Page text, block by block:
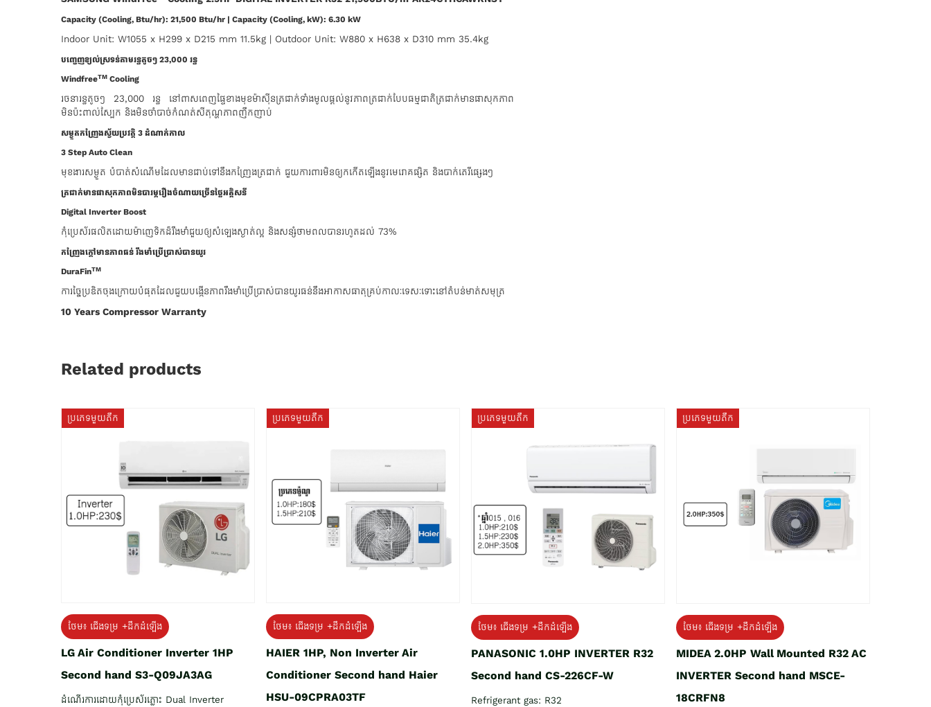
Capacity (Cooling, Btu/hr): 21,500 Btu/hr | Capacity (Cooling, kW): 6.30 kW
Indoor Unit: W1055 x H299 x D215 mm 11.5kg | Outdoor Unit: W880 x H638 x D310 mm 35.4kg
បញ្ចេញខ្យល់ស្រទន់តាមរន្ធតូចៗ 23,000​ រន្ធ
WindfreeTM Cooling
រចនារន្ធតូចៗ 23,000 រន្ធ នៅពាសពេញផ្ទៃខាងមុខម៉ាស៊ីនត្រជាក់ទាំងមូលផ្តល់នូវភាពត្រជាក់បែបធម្មជាតិត្រជាក់មានផាសុកភាព
មិនប៉ះពាល់ស្បែក និងមិនចាំបាច់កំណត់សីតុណ្ហភាពញឹកញាប់
សម្ងួតកញ្រែងស្វ័យប្រវត្តិ 3 ដំណាក់កាល
3 Step Auto Clean
មុខងារសម្ងួត បំបាត់សំណើមដែលមានជាប់ទៅនឹងកញ្រែងត្រជាក់​ ជួយការពារមិនឲ្យកកើតឡើងនូវមេរោគផ្សិត និងបាក់តេរីផ្សេងៗ
ត្រជាក់មានផាសុកភាពមិនបារម្ភរឿងចំណាយច្រើនថ្លៃអគ្គិសនី
Digital Inverter Boost
កុំប្រេស័រផលិតដោយម៉ាញេទិកដ៏រឹងមាំជួយឲ្យសំឡេងស្ងាត់ល្អ និងសន្សំថាមពលបានរហូតដល់ 73%
កញ្រែងក្តៅមានភាពធន់ រឹងមាំ​ប្រើប្រាស់បានយូរ
DuraFinTM
ការច្នៃប្រឌិតចុងក្រោយបំផុតដែលជួយបង្កើនភាពរឹងមាំប្រើប្រាស់បានយូរធន់នឹងអាកាសធាតុគ្រប់កាលៈទេសៈទោះនៅតំបន់មាត់សមុត្រ
10 Years Compressor Warranty
Related products
ប្រភេទមួយតឹក
ថែម៖ ជើងទម្រ +ដឹកដំឡើង
LG Air Conditioner Inverter 1HP
Second hand S3-Q09JA3AG
ដំណើរការដោយកុំប្រេស័រភ្លោះ Dual Inverter
ប្រភេទមួយតឹក
ថែម៖ ជើងទម្រ +ដឹកដំឡើង
HAIER 1HP, Non Inverter Air
Conditioner Second hand Haier
HSU-09CPRA03TF
ប្រភេទមួយតឹក
ថែម៖ ជើងទម្រ +ដឹកដំឡើង
PANASONIC 1.0HP INVERTER R32
Second hand CS-226CF-W
Refrigerant gas: R32
ប្រភេទមួយតឹក
ថែម៖ ជើងទម្រ +ដឹកដំឡើង
MIDEA 2.0HP Wall Mounted R32 AC
INVERTER Second hand MSCE-
18CRFN8